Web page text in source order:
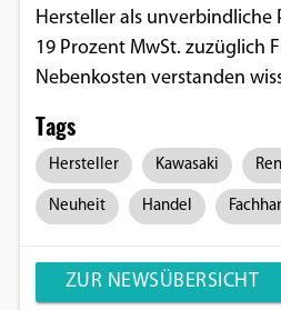
Hersteller als unverbindliche
19 Prozent MwSt. zuzüglich
Nebenkosten verstanden
Tags
Hersteller Kawasaki
Neuheit Handel
ZUR NEWSÜBERSICHT
Google Maps